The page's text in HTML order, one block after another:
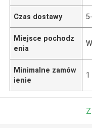
Czas dostawy
Miejsce pochodz
enia
Minimalne zamów
ienie
1